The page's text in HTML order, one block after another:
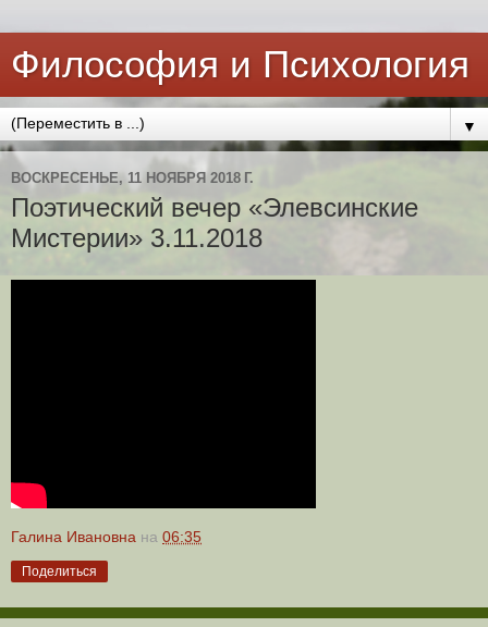
Философия и Психология
▼
ВОСКРЕСЕНЬЕ, 11 НОЯБРЯ 2018 Г.
Поэтический вечер «Элевсинские
Мистерии» 3.11.2018
Галина Ивановна на 06:35
Поделиться